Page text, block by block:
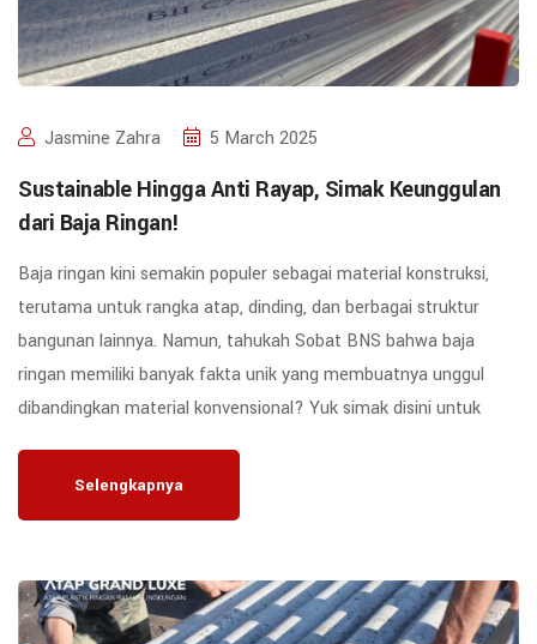
Jasmine Zahra 5 March 2025
Sustainable Hingga Anti Rayap, Simak Keunggulan
dari Baja Ringan!
Baja ringan kini semakin populer sebagai material konstruksi,
terutama untuk rangka atap, dinding, dan berbagai struktur
bangunan lainnya. Namun, tahukah Sobat BNS bahwa baja
ringan memiliki banyak fakta unik yang membuatnya unggul
dibandingkan material konvensional? Yuk simak disini untuk
Selengkapnya